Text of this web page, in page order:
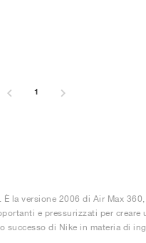
1
la versione ​​2006​​ di ​Air Max
e pressurizzati per creare
di Nike in materia di